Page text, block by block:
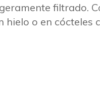
filtrado.
hielo o en cócteles